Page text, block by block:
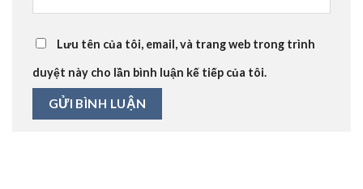
Lưu tên của tôi, email, và trang web trong trình
duyệt này cho lần bình luận kế tiếp của tôi.